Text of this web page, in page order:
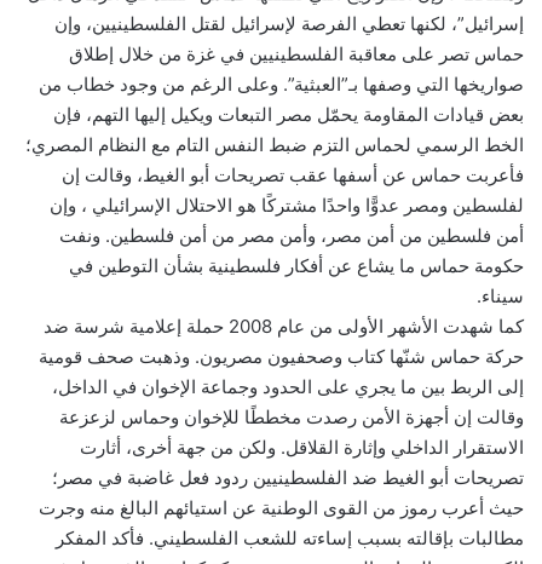
إسرائيل”، لكنها تعطي الفرصة لإسرائيل لقتل الفلسطينيين، وإن
حماس تصر على معاقبة الفلسطينيين في غزة من خلال إطلاق
صواريخها التي وصفها بـ”العبثية”. وعلى الرغم من وجود خطاب من
بعض قيادات المقاومة يحمّل مصر التبعات ويكيل إليها التهم، فإن
الخط الرسمي لحماس التزم ضبط النفس التام مع النظام المصري؛
فأعربت حماس عن أسفها عقب تصريحات أبو الغيط، وقالت إن
لفلسطين ومصر عدوًّا واحدًا مشتركًا هو الاحتلال الإسرائيلي ، وإن
أمن فلسطين من أمن مصر، وأمن مصر من أمن فلسطين. ونفت
حكومة حماس ما يشاع عن أفكار فلسطينية بشأن التوطين في
سيناء.
كما شهدت الأشهر الأولى من عام 2008 حملة إعلامية شرسة ضد
حركة حماس شنّها كتاب وصحفيون مصريون. وذهبت صحف قومية
إلى الربط بين ما يجري على الحدود وجماعة الإخوان في الداخل،
وقالت إن أجهزة الأمن رصدت مخططًا للإخوان وحماس لزعزعة
الاستقرار الداخلي وإثارة القلاقل. ولكن من جهة أخرى، أثارت
تصريحات أبو الغيط ضد الفلسطينيين ردود فعل غاضبة في مصر؛
حيث أعرب رموز من القوى الوطنية عن استيائهم البالغ منه وجرت
مطالبات بإقالته بسبب إساءته للشعب الفلسطيني. فأكد المفكر